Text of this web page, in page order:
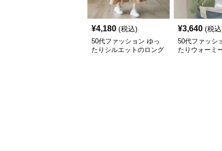
¥4,180 (税込)
50代ファッション ゆっ
たりシルエットのロング
¥3,640 (税
50代ファッシ
たりウォーミ